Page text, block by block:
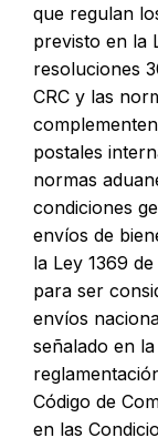
que regulan
previsto en la
resoluciones
CRC y las
postales
normas
condiciones
envíos de
la Ley 1369
para ser
envíos
señalado en
Código de
en las